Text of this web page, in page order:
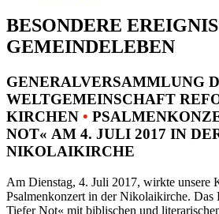
BESONDERE
GEMEINDELEBEN
GENERALVERSAMMLUNG
WELTGEMEINSCHAFT
KIRCHEN •
NOT« AM 4. JULI 2017 IN
NIKOLAIKIRCHE
Am Dienstag, 4. Juli 2017, wirkte unsere
Psalmenkonzert in der Nikolaikirche. Das
Tiefer Not« mit biblischen und